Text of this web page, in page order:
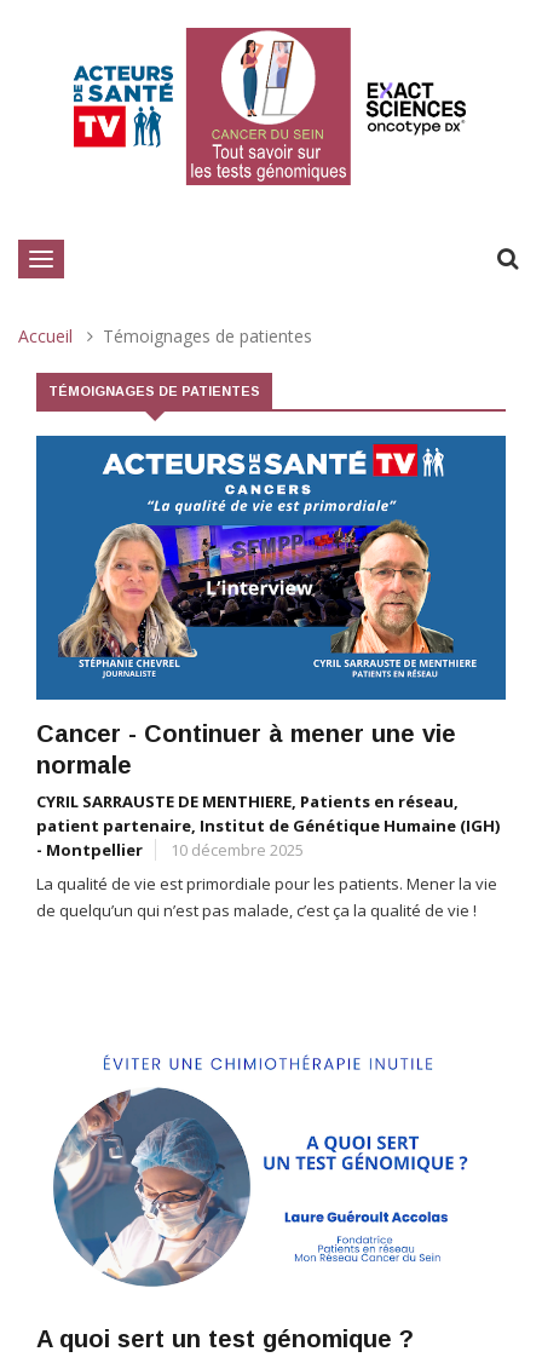
Toggle
navigation
Accueil Témoignages de patientes
TÉMOIGNAGES DE PATIENTES
Cancer - Continuer à mener une vie
normale
CYRIL SARRAUSTE DE MENTHIERE, Patients en réseau,
patient partenaire, Institut de Génétique Humaine (IGH)
- Montpellier
10 décembre 2025
La qualité de vie est primordiale pour les patients. Mener la vie
de quelqu’un qui n’est pas malade, c’est ça la qualité de vie !
A quoi sert un test génomique ?